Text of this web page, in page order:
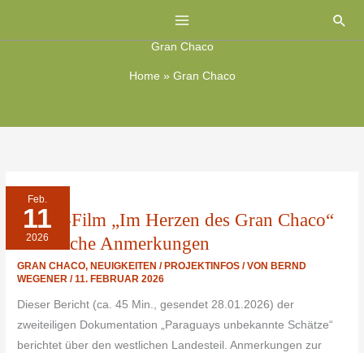
Gran Chaco
Home » Gran Chaco
Feb.
11
2026
ARTE-Film „Im Herzen des Gran Chaco“
– kritische Anmerkungen
GRAN CHACO,NEUIGKEITEN / PROJEKTINFOS / VONBERND
WEGENER/11. FEBRUAR 2026
Dieser Bericht (ca. 45 Min., gesendet 28.01.2026) der
zweiteiligen Dokumentation „Paraguays unbekannte Schätze“
berichtet über den westlichen Landesteil. Anmerkungen zur
ARTE-
FILM
„IM
HERZEN
DES
GRAN
CHACO“
KRITISCHE
ANMERKUNGEN